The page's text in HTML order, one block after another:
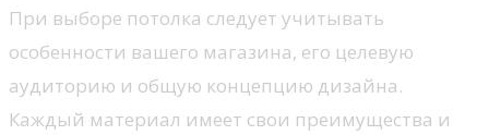
При выборе потолка следует учитывать
особенности вашего магазина, его целевую
аудиторию и общую концепцию дизайна.
Каждый материал имеет свои преимущества и